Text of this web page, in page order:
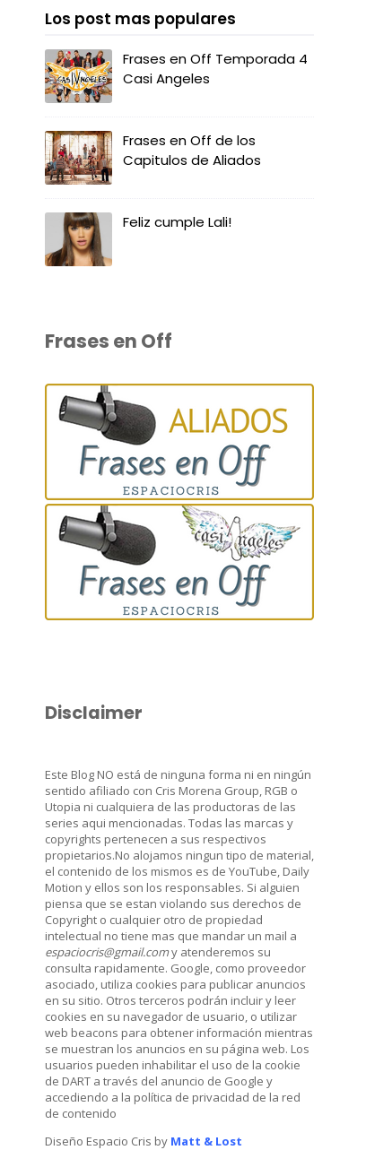
Los post mas populares
Frases en Off Temporada 4
Casi Angeles
Frases en Off de los
Capitulos de Aliados
Feliz cumple Lali!
Frases en Off
Disclaimer
Este Blog NO está de ninguna forma ni en ningún
sentido afiliado con Cris Morena Group, RGB o
Utopia ni cualquiera de las productoras de las
series aqui mencionadas. Todas las marcas y
copyrights pertenecen a sus respectivos
propietarios.No alojamos ningun tipo de material,
el contenido de los mismos es de YouTube, Daily
Motion y ellos son los responsables. Si alguien
piensa que se estan violando sus derechos de
Copyright o cualquier otro de propiedad
intelectual no tiene mas que mandar un mail a
espaciocris@gmail.comy atenderemos su
consulta rapidamente. Google, como proveedor
asociado, utiliza cookies para publicar anuncios
en su sitio. Otros terceros podrán incluir y leer
cookies en su navegador de usuario, o utilizar
web beacons para obtener información mientras
se muestran los anuncios en su página web. Los
usuarios pueden inhabilitar el uso de la cookie
de DART a través del anuncio de Google y
accediendo a la política de privacidad de la red
de contenido
Diseño Espacio Cris by Matt & Lost